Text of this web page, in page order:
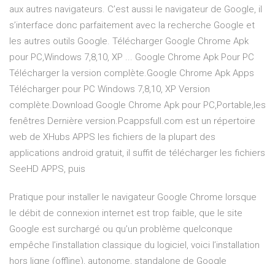
aux autres navigateurs. C’est aussi le navigateur de Google, il
s’interface donc parfaitement avec la recherche Google et
les autres outils Google. Télécharger Google Chrome Apk
pour PC,Windows 7,8,10, XP ... Google Chrome Apk Pour PC
Télécharger la version complète.Google Chrome Apk Apps
Télécharger pour PC Windows 7,8,10, XP Version
complète.Download Google Chrome Apk pour PC,Portable,les
fenêtres Dernière version.Pcappsfull.com est un répertoire
web de XHubs APPS les fichiers de la plupart des
applications android gratuit, il suffit de télécharger les fichiers
SeeHD APPS, puis
Pratique pour installer le navigateur Google Chrome lorsque
le débit de connexion internet est trop faible, que le site
Google est surchargé ou qu’un problème quelconque
empêche l’installation classique du logiciel, voici l’installation
hors ligne (offline), autonome, standalone de Google